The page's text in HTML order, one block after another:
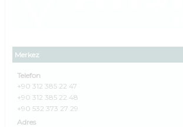
Merkez
Telefon
+90 312 385 22 47
+90 312 385 22 48
+90 532 373 27 29
Adres